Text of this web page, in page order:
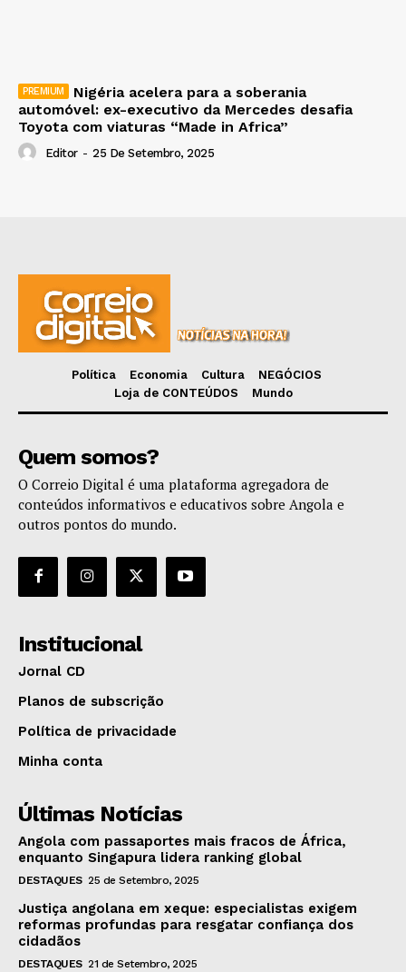
Nigéria acelera para a soberania
automóvel: ex-executivo da Mercedes desafia
Toyota com viaturas “Made in Africa”
Editor - 25 De Setembro, 2025
Política Economia Cultura
NEGÓCIOS
Loja de CONTEÚDOS
Mundo
Quem somos?
O Correio Digital é uma plataforma agregadora de
conteúdos informativos e educativos sobre Angola e
outros pontos do mundo.
Institucional
Jornal CD
Planos de subscrição
Política de privacidade
Minha conta
Últimas Notícias
Angola com passaportes mais fracos de África,
enquanto Singapura lidera ranking global
DESTAQUES 25 de Setembro, 2025
Justiça angolana em xeque: especialistas exigem
reformas profundas para resgatar confiança dos
cidadãos
DESTAQUES 21 de Setembro, 2025